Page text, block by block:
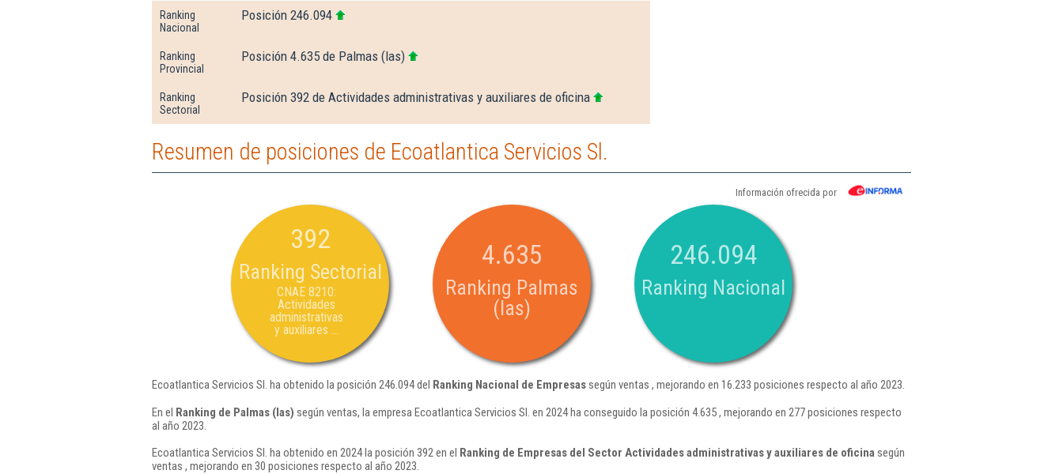
Ranking
Nacional
Posición 246.094
Ranking
Provincial
Posición 4.635 de Palmas (las)
Ranking
Sectorial
Posición 392 de Actividades administrativas y auxiliares de oficina
Resumen de posiciones de Ecoatlantica Servicios Sl.
Información ofrecida por
392
Ranking Sectorial
CNAE 8210:
Actividades
administrativas
y auxiliares ...
4.635
Ranking Palmas
(las)
246.094
Ranking Nacional
Ecoatlantica Servicios Sl. ha obtenido la posición 246.094 del Ranking Nacional de Empresassegún ventas , mejorando en 16.233 posiciones respecto al año 2023.
En el Ranking de Palmas (las) según ventas, la empresa Ecoatlantica Servicios Sl. en 2024 ha conseguido la posición 4.635 , mejorando en 277 posiciones respecto
al año 2023.
Ecoatlantica Servicios Sl. ha obtenido en 2024 la posición 392 en el Ranking de Empresas del Sector Actividades administrativas y auxiliares de oficinasegún
ventas , mejorando en 30 posiciones respecto al año 2023.